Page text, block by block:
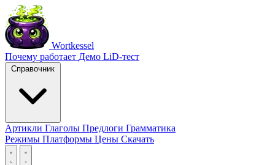
Wortkessel
Почему работает Демо LiD-тест
Справочник
Артикли Глаголы Предлоги Грамматика
Режимы Платформы Цены Скачать